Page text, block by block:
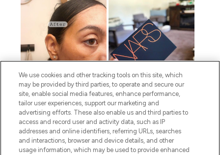
We use cookies and other tracking tools on this site, which
may be provided by third parties, to operate and secure our
site, enable social media features, enhance performance,
tailor user experiences, support our marketing and
advertising efforts. These also enable us and third parties to
access and record user and activity data, such as IP
addresses and online identifiers, referring URLs, searches
and interactions, browser and device details, and other
usage information, which may be used to provide enhanced